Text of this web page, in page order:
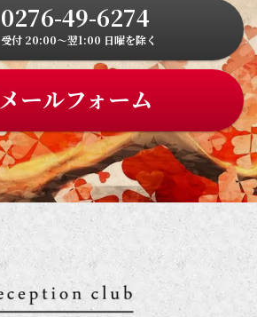
0276-49-6274
受付 20:00～翌1:00 日曜を除く
メールフォーム